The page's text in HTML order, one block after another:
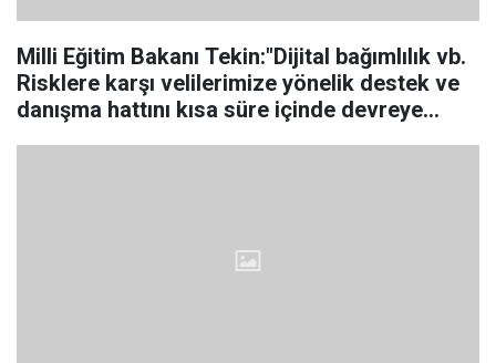
Milli Eğitim Bakanı Tekin:"Dijital bağımlılık vb.
Risklere karşı velilerimize yönelik destek ve
danışma hattını kısa süre içinde devreye